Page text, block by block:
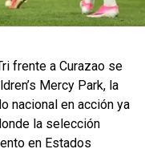
frente a Curazao se
Mercy Park, la
nacional en acción ya
la selección
en Estados